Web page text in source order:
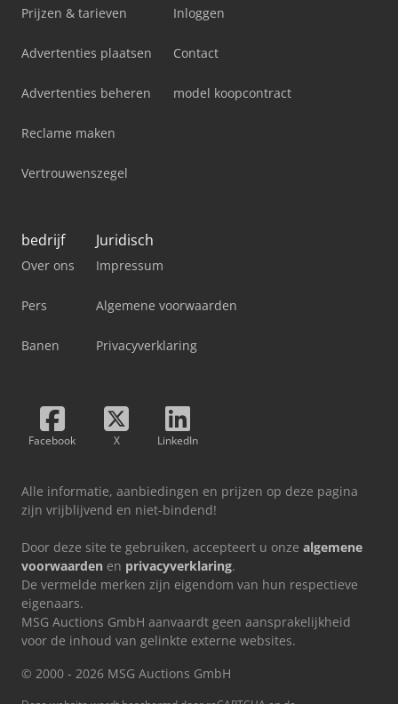
Prijzen & tarieven
Advertenties plaatsen
Advertenties beheren
Reclame maken
Vertrouwenszegel
Inloggen
Contact
model koopcontract
bedrijf
Over ons
Pers
Banen
Juridisch
Impressum
Algemene voorwaarden
Privacyverklaring
Facebook X LinkedIn
Alle informatie, aanbiedingen en prijzen op deze pagina
zijn vrijblijvend en niet-bindend!
Door deze site te gebruiken, accepteert u onze algemene
voorwaarden en privacyverklaring.
De vermelde merken zijn eigendom van hun respectieve
eigenaars.
MSG Auctions GmbH aanvaardt geen aansprakelijkheid
voor de inhoud van gelinkte externe websites.
© 2000 - 2026 MSG Auctions GmbH